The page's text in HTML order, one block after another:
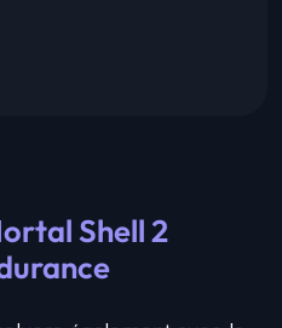
Shell 2